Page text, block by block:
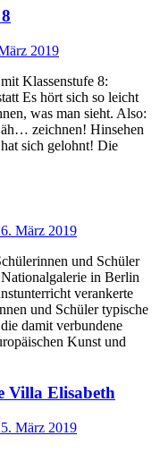
2019
Klassenstufe 8:
Es hört sich so leicht
was man sieht. Also:
zeichnen! Hinsehen
sich gelohnt! Die
März 2019
und Schüler
in Berlin
verankerte
und Schüler typische
damit verbundene
Kunst und
Villa Elisabeth
März 2019